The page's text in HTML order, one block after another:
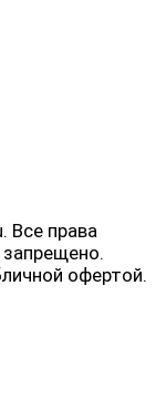
Все права
офертой.